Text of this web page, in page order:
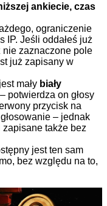
ankiecie, czas
ograniczenie
IP. Jeśli oddałeś już
nie zaznaczone pole
już zapisany w
mały biały
– potwierdza on głosy
przycisk na
– jednak
zapisane także bez
jest ten sam
bez względu na to,